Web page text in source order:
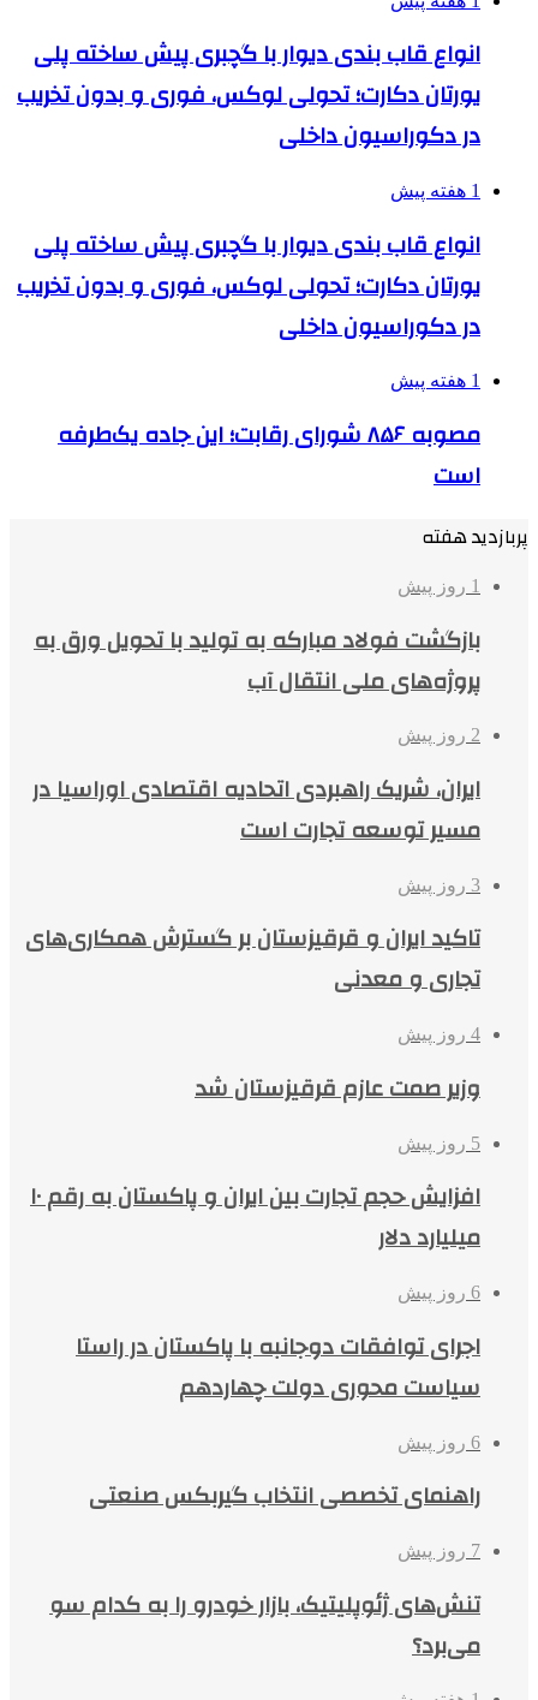
انواع قاب بندی دیوار با گچبری پیش ساخته پلی
یورتان دکارت؛ تحولی لوکس، فوری و بدون تخریب
در دکوراسیون داخلی
1 هفته پیش
انواع قاب بندی دیوار با گچبری پیش ساخته پلی
یورتان دکارت؛ تحولی لوکس، فوری و بدون تخریب
در دکوراسیون داخلی
1 هفته پیش
مصوبه ۸۵۶ شورای رقابت؛ این جاده یک‌طرفه
است
پربازدید هفته
1 روز پیش
بازگشت فولاد مبارکه به تولید با تحویل ورق به
پروژه‌های ملی انتقال آب
2 روز پیش
ایران، شریک راهبردی اتحادیه اقتصادی اوراسیا در
مسیر توسعه تجارت است
3 روز پیش
تاکید ایران و قرقیزستان بر گسترش همکاری‌های
تجاری و معدنی
4 روز پیش
وزیر صمت عازم قرقیزستان شد
5 روز پیش
افزایش حجم تجارت بین ایران و پاکستان به رقم ۱۰
میلیارد دلار
6 روز پیش
اجرای توافقات دوجانبه با پاکستان در راستا
سیاست محوری دولت چهاردهم
6 روز پیش
راهنمای تخصصی انتخاب گیربکس صنعتی
7 روز پیش
تنش‌های ژئوپلیتیک، بازار خودرو را به کدام سو
می‌برد؟